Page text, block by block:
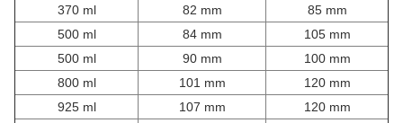
370 ml
82 mm
85 mm
500 ml
84 mm
105 mm
500 ml
90 mm
100 mm
800 ml
101 mm
120 mm
925 ml
107 mm
120 mm